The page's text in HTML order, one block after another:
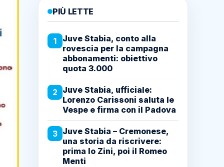
PIÙ LETTE
1
Juve Stabia, conto alla
rovescia per la campagna
abbonamenti: obiettivo
quota 3.000
2 Juve Stabia, ufficiale:
Lorenzo Carissoni saluta le
Vespe e firma con il Padova
3 Juve Stabia – Cremonese,
una storia da riscrivere:
prima lo Zini, poi il Romeo
Menti